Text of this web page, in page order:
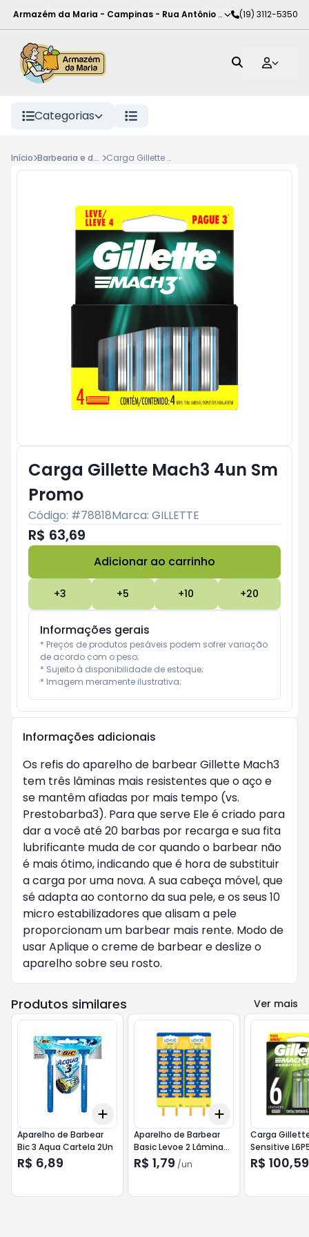
Armazém da Maria - Campinas - Rua Antônio Rodrigues de
(19) 3112-5350
Categorias
Início Barbearia e depilacao Carga Gillette Mach3 4un Sm Promo
Carga Gillette Mach3 4un Sm
Promo
Código: #78818Marca: GILLETTE
R$ 63,69
Adicionar ao carrinho
+3 +5 +10 +20
Informações gerais
* Preços de produtos pesáveis podem sofrer variação
de acordo com o peso;
* Sujeito à disponibilidade de estoque;
* Imagem meramente ilustrativa;
Informações adicionais
Os refis do aparelho de barbear Gillette Mach3
tem três lâminas mais resistentes que o aço e
se mantêm afiadas por mais tempo (vs.
Prestobarba3). Para que serve Ele é criado para
dar a você até 20 barbas por recarga e sua fita
lubrificante muda de cor quando o barbear não
é mais ótimo, indicando que é hora de substituir
a carga por uma nova. A sua cabeça móvel, que
sé adapta ao contorno da sua pele, e os seus 10
micro estabilizadores que alisam a pele
proporcionam um barbear mais rente. Modo de
usar Aplique o creme de barbear e deslize o
aparelho sobre seu rosto.
Produtos similares Ver mais
+
Add
Aparelho de Barbear
Bic 3 Aqua Cartela 2Un
R$ 6,89
+10
Add
Aparelho de Barbear
Basic Levoe 2 Lâminas
com 2 Unidades
R$ 1,79 /un
Carga
Sensitive
R$ 100,59